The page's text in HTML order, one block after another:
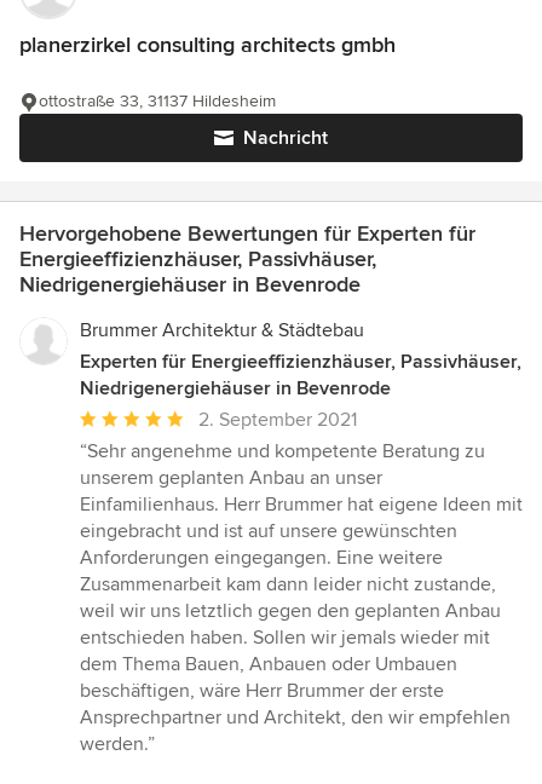
planerzirkel consulting architects gmbh
Nachricht
ottostraße 33, 31137 Hildesheim
Hervorgehobene Bewertungen für Experten für
Energieeffizienzhäuser, Passivhäuser,
Niedrigenergiehäuser in Bevenrode
Brummer Architektur & Städtebau
Experten für Energieeffizienzhäuser, Passivhäuser,
Niedrigenergiehäuser in Bevenrode
Durchschnittliche
Bewertung:
5
von
5
Sternen
2. September 2021
“Sehr angenehme und kompetente Beratung zu
unserem geplanten Anbau an unser
Einfamilienhaus. Herr Brummer hat eigene Ideen mit
eingebracht und ist auf unsere gewünschten
Anforderungen eingegangen. Eine weitere
Zusammenarbeit kam dann leider nicht zustande,
weil wir uns letztlich gegen den geplanten Anbau
entschieden haben. Sollen wir jemals wieder mit
dem Thema Bauen, Anbauen oder Umbauen
beschäftigen, wäre Herr Brummer der erste
Ansprechpartner und Architekt, den wir empfehlen
werden.”